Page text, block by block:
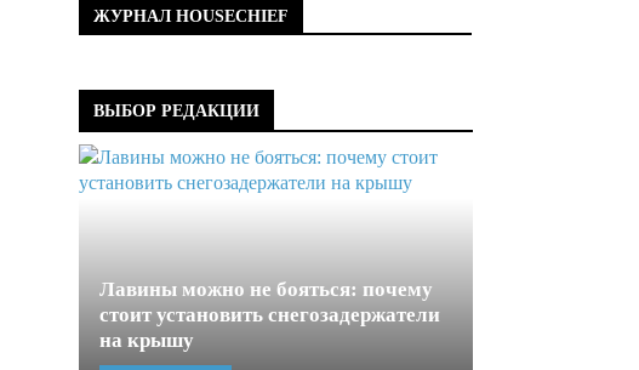
ЖУРНАЛ HOUSECHIEF
ВЫБОР РЕДАКЦИИ
Лавины можно не бояться: почему
стоит установить снегозадержатели
на крышу